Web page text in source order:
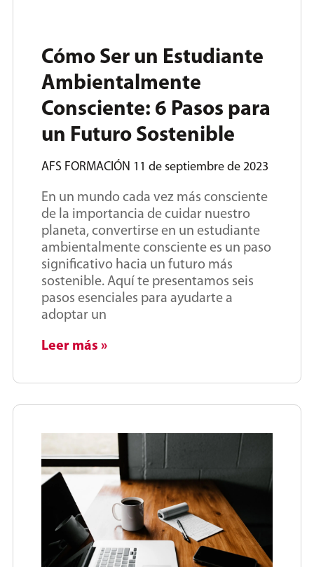
Cómo Ser un Estudiante
Ambientalmente
Consciente: 6 Pasos para
un Futuro Sostenible
AFS FORMACIÓN 11 de septiembre de 2023
En un mundo cada vez más consciente
de la importancia de cuidar nuestro
planeta, convertirse en un estudiante
ambientalmente consciente es un paso
significativo hacia un futuro más
sostenible. Aquí te presentamos seis
pasos esenciales para ayudarte a
adoptar un
Leer más »